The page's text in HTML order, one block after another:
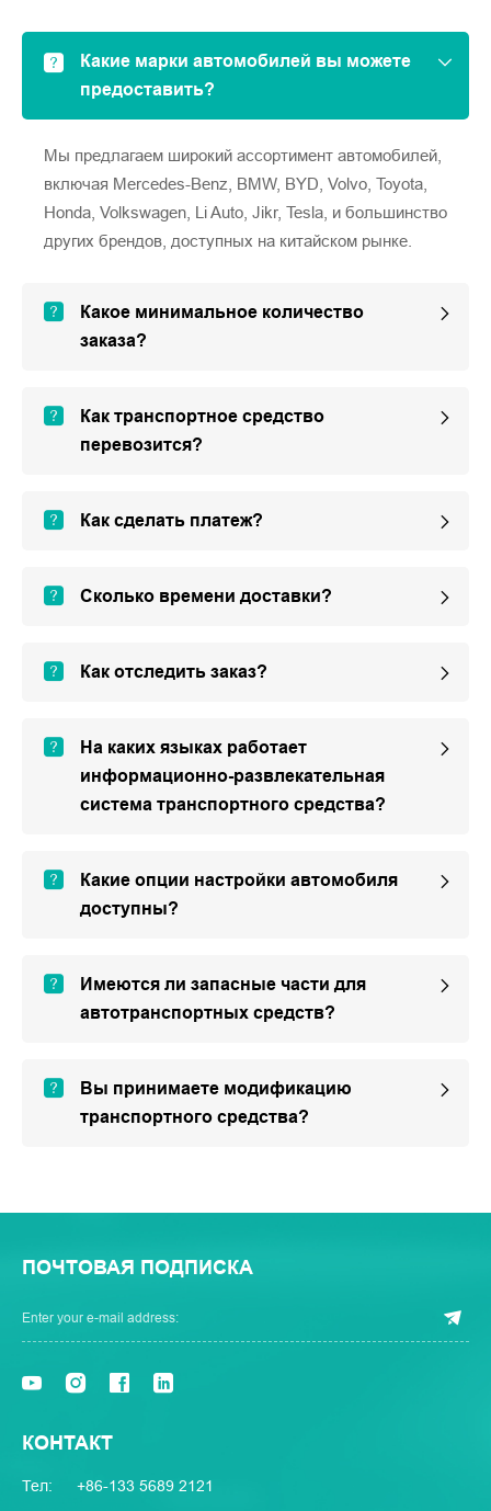
Какие марки автомобилей вы можете
предоставить?
Мы предлагаем широкий ассортимент автомобилей,
включая Mercedes-Benz, BMW, BYD, Volvo, Toyota,
Honda, Volkswagen, Li Auto, Jikr, Tesla, и большинство
других брендов, доступных на китайском рынке.
Какое минимальное количество
заказа?
Как транспортное средство
перевозится?
Как сделать платеж?
Сколько времени доставки?
Как отследить заказ?
На каких языках работает
информационно-развлекательная
система транспортного средства?
Какие опции настройки автомобиля
доступны?
Имеются ли запасные части для
автотранспортных средств?
Вы принимаете модификацию
транспортного средства?
ПОЧТОВАЯ ПОДПИСКА
КОНТАКТ
Тел:
+86-133 5689 2121